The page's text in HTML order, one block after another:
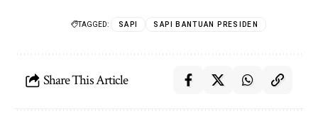
TAGGED: SAPI SAPI BANTUAN PRESIDEN
Share This Article